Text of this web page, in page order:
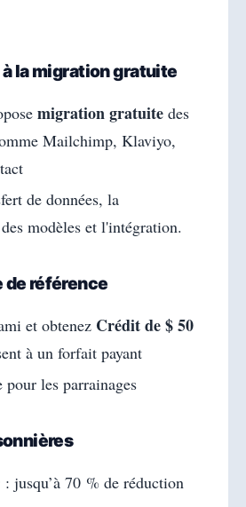
la migration gratuite
migration gratuite des
Mailchimp, Klaviyo,
de données, la
modèles et l'intégration.
de référence
et obtenez Crédit de $ 50
à un forfait payant
les parrainages
jusqu’à 70 % de réduction